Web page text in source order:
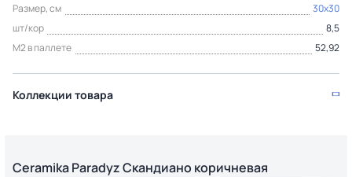
Размер, см
30x30
шт/кор
8,5
М2 в паллете
52,92
Коллекции товара
Ceramika Paradyz Скандиано коричневая